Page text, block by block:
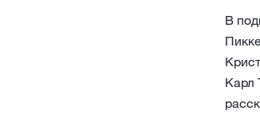
В
Карл